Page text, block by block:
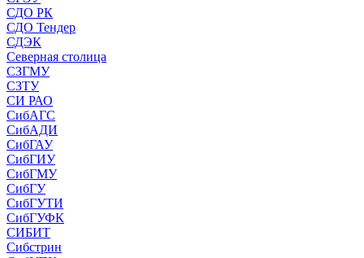
СДО РК
СДО Тендер
СДЭК
Северная столица
СЗГМУ
СЗТУ
СИ РАО
СибАГС
СибАДИ
СибГАУ
СибГИУ
СибГМУ
СибГУ
СибГУТИ
СибГУФК
СИБИТ
Сибстрин